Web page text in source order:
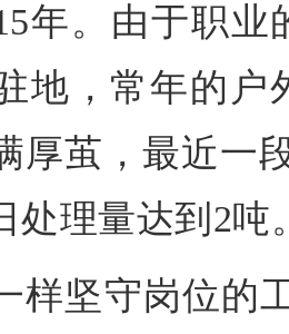
年。由于职业
地，常年的
厚茧，最近一
处理量达到2吨
样坚守岗位的